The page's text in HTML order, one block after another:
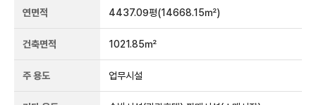
연면적 4437.09평(14668.15㎡)
건축면적 1021.85㎡
주 용도 업무시설